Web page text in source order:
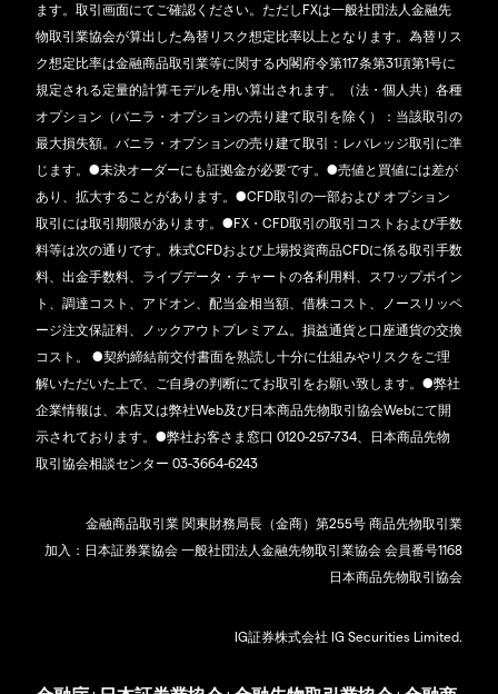
ます。取引画面にてご確認ください。ただしFXは一般社団法人金融先
物取引業協会が算出した為替リスク想定比率以上となります。為替リス
ク想定比率は金融商品取引業等に関する内閣府令第117条第31項第1号に
規定される定量的計算モデルを用い算出されます。（法・個人共）各種
オプション（バニラ・オプションの売り建て取引を除く）：当該取引の
最大損失額。バニラ・オプションの売り建て取引：レバレッジ取引に準
じます。●未決オーダーにも証拠金が必要です。●売値と買値には差が
あり、拡大することがあります。●CFD取引の一部および オプション
取引には取引期限があります。●FX・CFD取引の取引コストおよび手数
料等は次の通りです。株式CFDおよび上場投資商品CFDに係る取引手数
料、出金手数料、ライブデータ・チャートの各利用料、スワップポイン
ト、調達コスト、アドオン、配当金相当額、借株コスト、ノースリッペ
ージ注文保証料、ノックアウトプレミアム。損益通貨と口座通貨の交換
コスト。 ●契約締結前交付書面を熟読し十分に仕組みやリスクをご理
解いただいた上で、ご自身の判断にてお取引をお願い致します。●弊社
企業情報は、本店又は弊社Web及び日本商品先物取引協会Webにて開
示されております。●弊社お客さま窓口 0120-257-734、日本商品先物
取引協会相談センター 03-3664-6243
金融商品取引業 関東財務局長（金商）第255号 商品先物取引業
加入：日本証券業協会 一般社団法人金融先物取引業協会 会員番号1168
日本商品先物取引協会
IG証券株式会社 IG Securities Limited.